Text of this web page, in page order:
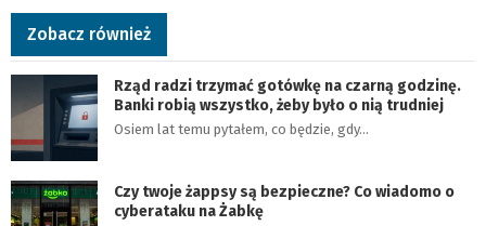
Zobacz również
Rząd radzi trzymać gotówkę na czarną godzinę.
Banki robią wszystko, żeby było o nią trudniej
Osiem lat temu pytałem, co będzie, gdy…
Czy twoje żappsy są bezpieczne? Co wiadomo o
cyberataku na Żabkę